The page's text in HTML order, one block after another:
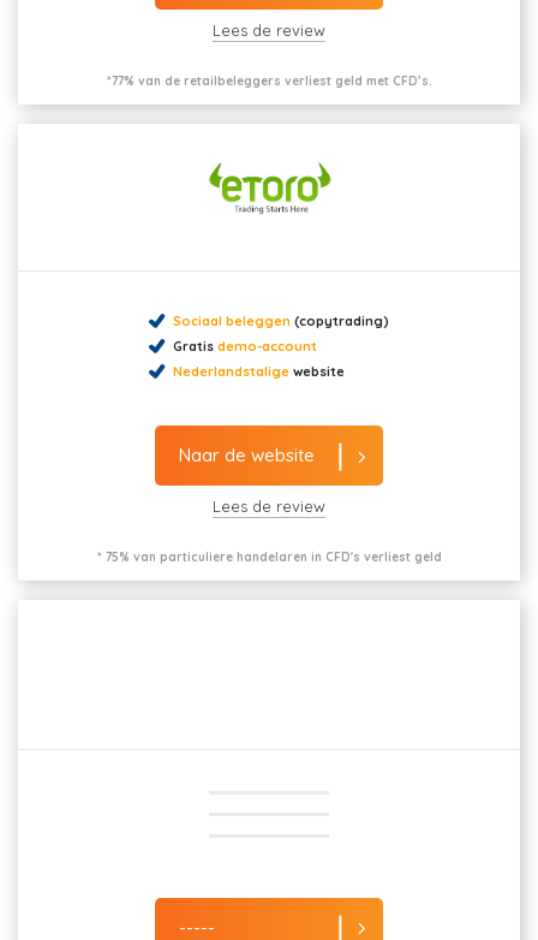
Lees de review
*77% van de retailbeleggers verliest geld met CFD’s.
Sociaal beleggen (copytrading)
Gratis demo-account
Nederlandstalige website
Naar de website
Lees de review
* 75% van particuliere handelaren in CFD's verliest geld
-----